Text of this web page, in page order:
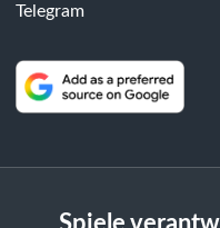
Telegram